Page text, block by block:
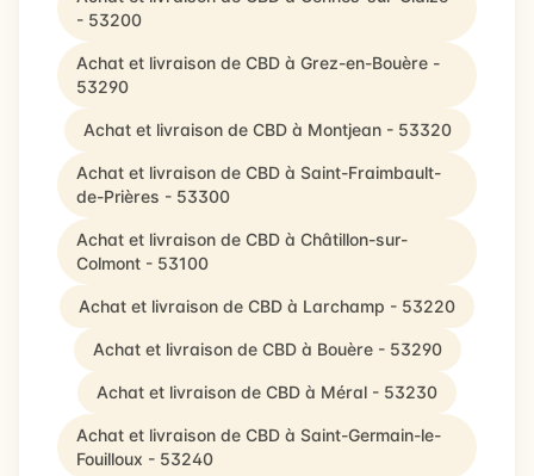
- 53200
Achat et livraison de CBD à Grez-en-Bouère -
53290
Achat et livraison de CBD à Montjean - 53320
Achat et livraison de CBD à Saint-Fraimbault-
de-Prières - 53300
Achat et livraison de CBD à Châtillon-sur-
Colmont - 53100
Achat et livraison de CBD à Larchamp - 53220
Achat et livraison de CBD à Bouère - 53290
Achat et livraison de CBD à Méral - 53230
Achat et livraison de CBD à Saint-Germain-le-
Fouilloux - 53240